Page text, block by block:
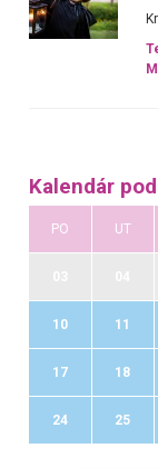
Kalendár
PO UT
10 11
17 18
24 25